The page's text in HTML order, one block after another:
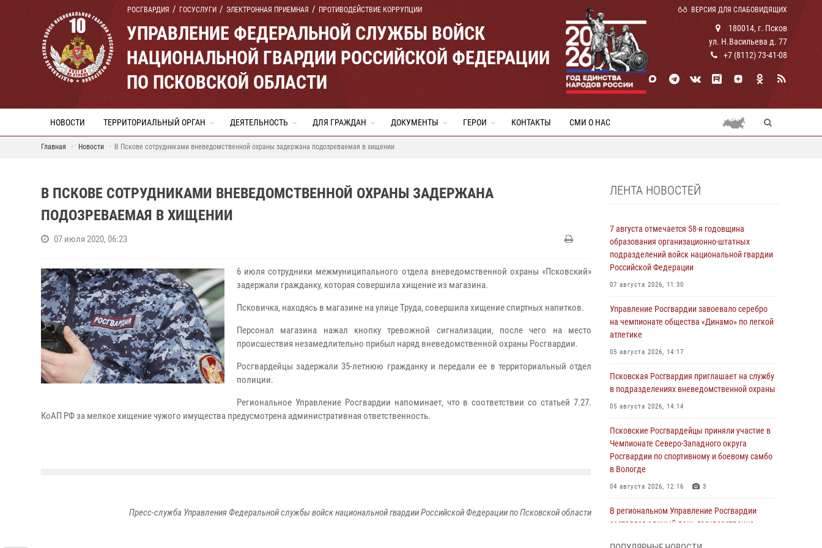
РОСГВАРДИЯ ГОСУСЛУГИ ЭЛЕКТРОННАЯ ПРИЕМНАЯ ПРОТИВОДЕЙСТВИЕ КОРРУПЦИИ ВЕРСИЯ ДЛЯ СЛАБОВИДЯЩИХ
УПРАВЛЕНИЕ ФЕДЕРАЛЬНОЙ СЛУЖБЫ ВОЙСК
НАЦИОНАЛЬНОЙ ГВАРДИИ РОССИЙСКОЙ ФЕДЕРАЦИИ
ПО ПСКОВСКОЙ ОБЛАСТИ
180014, г. Псков
ул. Н.Васильева д. 77
+7 (8112) 73-41-08
НОВОСТИ ТЕРРИТОРИАЛЬНЫЙ ОРГАН ДЕЯТЕЛЬНОСТЬ ДЛЯ ГРАЖДАН ДОКУМЕНТЫ ГЕРОИ КОНТАКТЫ СМИ О НАС
Главная Новости В Пскове сотрудниками вневедомственной охраны задержана подозреваемая в хищении
В ПСКОВЕ СОТРУДНИКАМИ ВНЕВЕДОМСТВЕННОЙ ОХРАНЫ ЗАДЕРЖАНА
ПОДОЗРЕВАЕМАЯ В ХИЩЕНИИ
07 июля 2020, 06:23
6 июля сотрудники межмуниципального отдела вневедомственной охраны «Псковский»
задержали гражданку, которая совершила хищение из магазина.
Псковичка, находясь в магазине на улице Труда, совершила хищение спиртных напитков.
Персонал магазина нажал кнопку тревожной сигнализации, после чего на место
происшествия незамедлительно прибыл наряд вневедомственной охраны Росгвардии.
Росгвардейцы задержали 35-летнюю гражданку и передали ее в территориальный отдел
полиции.
Региональное Управление Росгвардии напоминает, что в соответствии со статьей 7.27.
КоАП РФ за мелкое хищение чужого имущества предусмотрена административная ответственность.
Пресс-служба Управления Федеральной службы войск национальной гвардии Российской Федерации по Псковской области
ЛЕНТА НОВОСТЕЙ
7 августа отмечается 58-я годовщина
образования организационно-штатных
подразделений войск национальной гвардии
Российской Федерации
07 августа 2026, 11:30
Управление Росгвардии завоевало серебро
на чемпионате общества «Динамо» по легкой
атлетике
05 августа 2026, 14:17
Псковская Росгвардия приглашает на службу
в подразделениях вневедомственной охраны
05 августа 2026, 14:14
Псковские Росгвардейцы приняли участие в
Чемпионате Северо-Западного округа
Росгвардии по спортивному и боевому самбо
в Вологде
04 августа 2026, 12:16 3
В региональном Управление Росгвардии
состоялся единый день государственно-